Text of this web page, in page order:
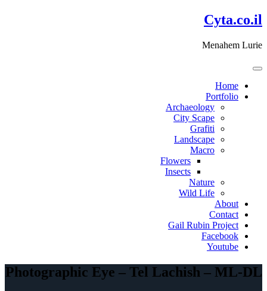
דלג
לתוכן
Cyta.co.il
Menahem Lurie
Home
Portfolio
Archaeology
City Scape
Grafiti
Landscape
Macro
Flowers
Insects
Nature
Wild Life
About
Contact
Gail Rubin Project
Facebook
Youtube
Photographic Eye – Tel Lachish – ML-DL